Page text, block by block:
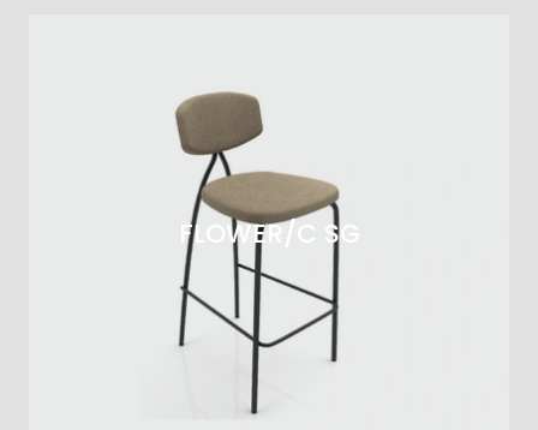
FLOWER/C SG